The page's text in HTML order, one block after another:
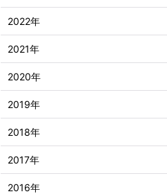
2022年
2021年
2020年
2019年
2018年
2017年
2016年